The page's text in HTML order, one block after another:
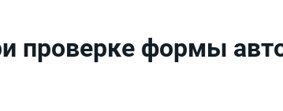
проверке формы